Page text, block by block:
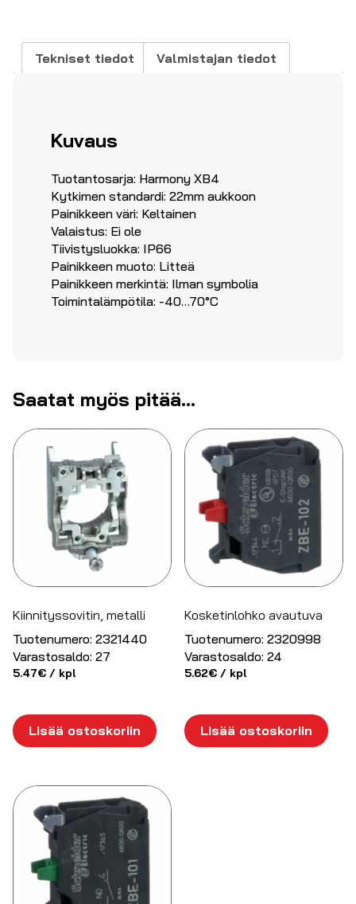
Tekniset tiedot Valmistajan tiedot
Kuvaus
Tuotantosarja: Harmony XB4
Kytkimen standardi: 22mm aukkoon
Painikkeen väri: Keltainen
Valaistus: Ei ole
Tiivistysluokka: IP66
Painikkeen muoto: Litteä
Painikkeen merkintä: Ilman symbolia
Toimintalämpötila: -40…70°C
Saatat myös pitää...
Kiinnityssovitin, metalli
Tuotenumero: 2321440
Varastosaldo: 27
5.47€ / kpl
Lisää ostoskoriin
Kosketinlohko avautuva
Tuotenumero: 2320998
Varastosaldo: 24
5.62€ / kpl
Lisää ostoskoriin